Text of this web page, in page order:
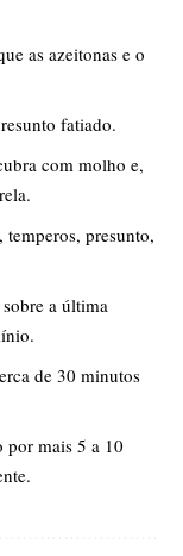
as azeitonas e o
fatiado.
com molho e,
temperos, presunto,
a última
de 30 minutos
mais 5 a 10